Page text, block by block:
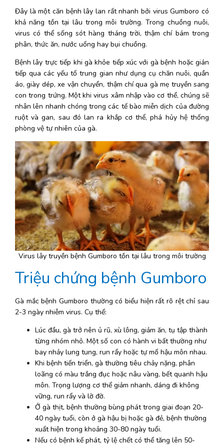
Đây là một căn bệnh lây lan rất nhanh bởi virus Gumboro có
khả năng tồn tại lâu trong môi trường. Trong chuồng nuôi,
virus có thể sống sót hàng tháng trời, thậm chí bám trong
phân, thức ăn, nước uống hay bụi chuồng.
Bệnh lây trực tiếp khi gà khỏe tiếp xúc với gà bệnh hoặc gián
tiếp qua các yếu tố trung gian như dụng cụ chăn nuôi, quần
áo, giày dép, xe vận chuyển, thậm chí qua gà mẹ truyền sang
con trong trứng. Một khi virus xâm nhập vào cơ thể, chúng sẽ
nhân lên nhanh chóng trong các tế bào miễn dịch của đường
ruột và gan, sau đó lan ra khắp cơ thể, phá hủy hệ thống
phòng vệ tự nhiên của gà.
Virus lây truyền bệnh Gumboro tồn tại lâu trong môi trường
Triệu chứng bệnh Gumboro
Gà mắc bệnh Gumboro thường có biểu hiện rất rõ rệt chỉ sau
2-3 ngày nhiễm virus. Cụ thể:
Lúc đầu, gà trở nên ủ rũ, xù lông, giảm ăn, tụ tập thành
từng nhóm nhỏ. Một số con có hành vi bất thường như
bay nhảy lung tung, run rẩy hoặc tự mổ hậu môn nhau.
Khi bệnh tiến triển, gà thường tiêu chảy nặng, phân
loãng có màu trắng đục hoặc nâu vàng, bết quanh hậu
môn. Trọng lượng cơ thể giảm nhanh, dáng đi không
vững, run rẩy và lờ đờ.
Ở gà thịt, bệnh thường bùng phát trong giai đoạn 20-
40 ngày tuổi, còn ở gà hậu bị hoặc gà đẻ, bệnh thường
xuất hiện trong khoảng 30-80 ngày tuổi.
Nếu có bệnh kế phát, tỷ lệ chết có thể tăng lên 50-